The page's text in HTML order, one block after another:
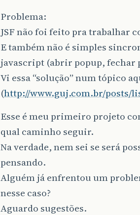
Problema:
JSF não foi feito pra trabalhar
E também não é simples
javascript (abrir popup, fechar
Vi essa “solução” num tópico
(http://www.guj.com.br/posts/
Esse é meu primeiro projeto
qual caminho seguir.
Na verdade, nem sei se será
pensando.
Alguém já enfrentou um
nesse caso?
Aguardo sugestões.